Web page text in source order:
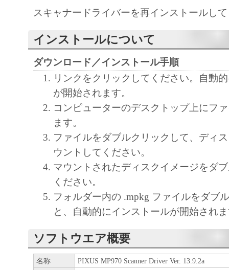
は逆アセンブル等することはできませ
よびキヤノンのライセンサーは、本ソ
ザーの特定の目的のために適当である
用であること、または本ソフトウェア
と、その他本ソフトウェアに関してい
しません。
キヤノン、キヤノンマーケティングジ
よびキヤノンのライセンサーは、本ソ
に付随または関連して生ずる直接的ま
失、損害等について、いかなる場合に
任を負いません。
ユーザーは、日本国政府または該当国
許可等を得ることなしに、本ソフトウ
一部を、直接または間接に輸出しては
スキャナードライバーを再インストールし
インストールについて
ダウンロード／インストール手順
リンクをクリックしてください。自動
が開始されます。
コンピューターのデスクトップ上にフ
ます。
ファイルをダブルクリックして、ディ
ウントしてください。
マウントされたディスクイメージをダ
ください。
フォルダー内の .mpkg ファイルをダブ
と、自動的にインストールが開始され
ソフトウエア概要
名称 PIXUS MP970 Scanner Driver Ver. 13.9.2a